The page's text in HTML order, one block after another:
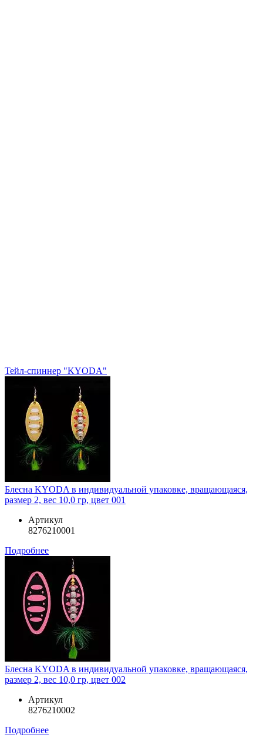
Тейл-спиннер "KYODA"
Блесна KYODA в индивидуальной упаковке, вращающаяся,
размер 2, вес 10,0 гр, цвет 001
Артикул
8276210001
Подробнее
Блесна KYODA в индивидуальной упаковке, вращающаяся,
размер 2, вес 10,0 гр, цвет 002
Артикул
8276210002
Подробнее